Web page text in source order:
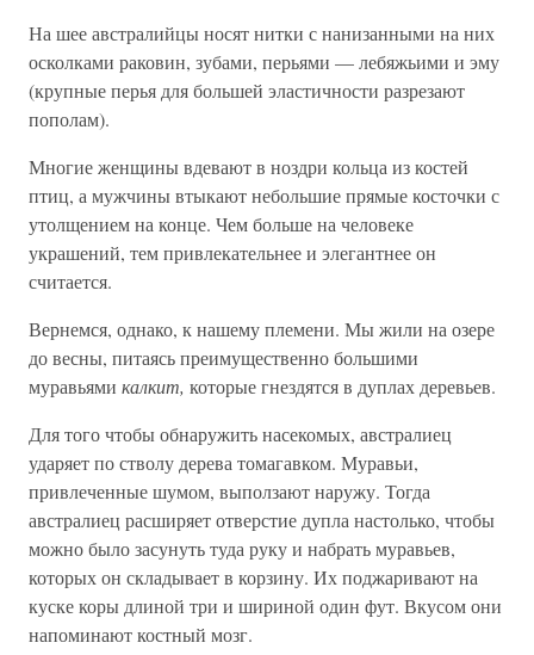
На шее австралийцы носят нитки с нанизанными на них
осколками раковин, зубами, перьями — лебяжьими и эму
(крупные перья для большей эластичности разрезают
пополам).
Многие женщины вдевают в ноздри кольца из костей
птиц, а мужчины втыкают небольшие прямые косточки с
утолщением на конце. Чем больше на человеке
украшений, тем привлекательнее и элегантнее он
считается.
Вернемся, однако, к нашему племени. Мы жили на озере
до весны, питаясь преимущественно большими
муравьями калкит, которые гнездятся в дуплах деревьев.
Для того чтобы обнаружить насекомых, австралиец
ударяет по стволу дерева томагавком. Муравьи,
привлеченные шумом, выползают наружу. Тогда
австралиец расширяет отверстие дупла настолько, чтобы
можно было засунуть туда руку и набрать муравьев,
которых он складывает в корзину. Их поджаривают на
куске коры длиной три и шириной один фут. Вкусом они
напоминают костный мозг.